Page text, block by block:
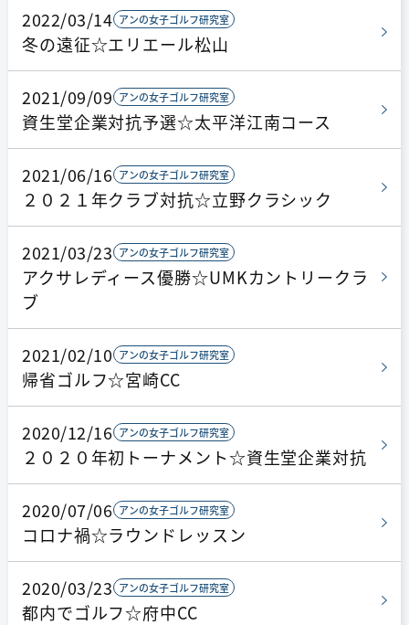
2022/03/14 アンの女子ゴルフ研究室
冬の遠征☆エリエール松山
2021/09/09 アンの女子ゴルフ研究室
資生堂企業対抗予選☆太平洋江南コース
2021/06/16 アンの女子ゴルフ研究室
２０２１年クラブ対抗☆︎立野クラシック
2021/03/23 アンの女子ゴルフ研究室
アクサレディース優勝☆UMKカントリークラ
ブ
2021/02/10 アンの女子ゴルフ研究室
帰省ゴルフ☆宮崎CC
2020/12/16 アンの女子ゴルフ研究室
２０２０年初トーナメント☆資生堂企業対抗
2020/07/06 アンの女子ゴルフ研究室
コロナ禍☆ラウンドレッスン
2020/03/23 アンの女子ゴルフ研究室
都内でゴルフ☆府中CC